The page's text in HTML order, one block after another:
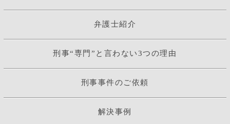
弁護士紹介
刑事“専門”と言わない3つの理由
刑事事件のご依頼
解決事例